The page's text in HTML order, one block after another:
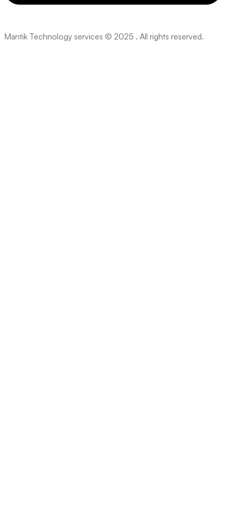
Mantik Technology services © 2025 . All rights reserved.